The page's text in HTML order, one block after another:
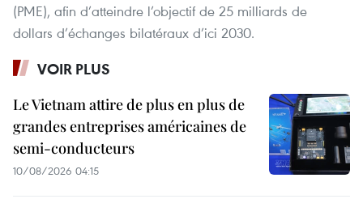
(PME), afin d’atteindre l’objectif de 25 milliards de
dollars d’échanges bilatéraux d’ici 2030.
VOIR PLUS
Le Vietnam attire de plus en plus de
grandes entreprises américaines de
semi-conducteurs
10/08/2026 04:15